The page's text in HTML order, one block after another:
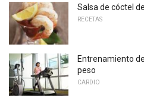
Salsa de cóctel
RECETAS
Entrenamiento
peso
CARDIO